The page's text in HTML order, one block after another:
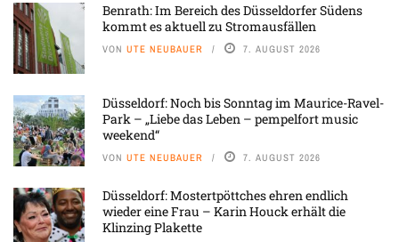
Benrath: Im Bereich des Düsseldorfer Südens
kommt es aktuell zu Stromausfällen
VON UTE NEUBAUER 7. AUGUST 2026
Düsseldorf: Noch bis Sonntag im Maurice-Ravel-
Park – „Liebe das Leben – pempelfort music
weekend“
VON UTE NEUBAUER 7. AUGUST 2026
Düsseldorf: Mostertpöttches ehren endlich
wieder eine Frau – Karin Houck erhält die
Klinzing Plakette